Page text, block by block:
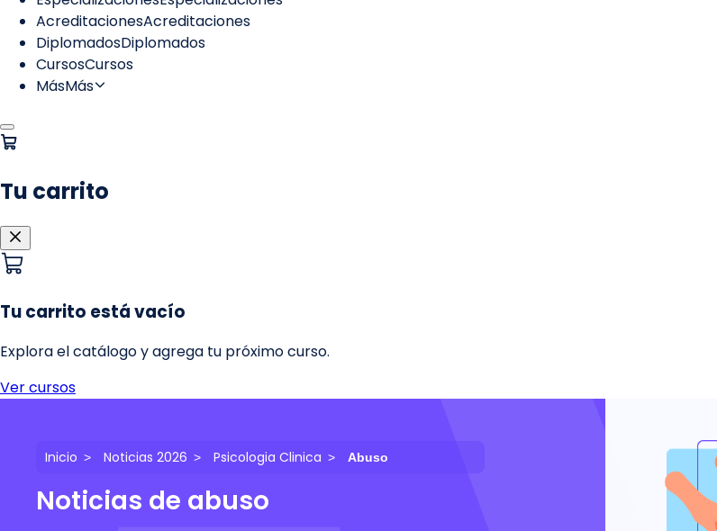
Inicio Noticias 2026 Psicologia Clinica Abuso
Noticias de abuso